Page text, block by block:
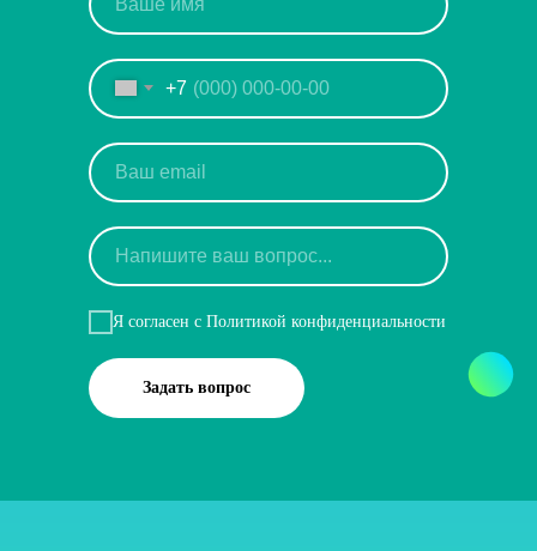
+7
Я согласен с Политикой конфиденциальности
Задать вопрос